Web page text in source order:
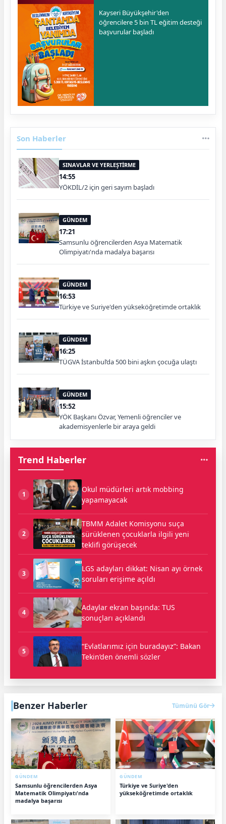
Kayseri Büyükşehir'den
öğrencilere 5 bin TL eğitim desteği
başvurular başladı
Son Haberler
SINAVLAR VE YERLEŞTİRME
14:55
YÖKDİL/2 için geri sayım başladı
GÜNDEM
17:21
Samsunlu öğrencilerden Asya Matematik
Olimpiyatı'nda madalya başarısı
GÜNDEM
16:53
Türkiye ve Suriye'den yükseköğretimde ortaklık
GÜNDEM
16:25
TÜGVA İstanbul’da 500 bini aşkın çocuğa ulaştı
GÜNDEM
15:52
YÖK Başkanı Özvar, Yemenli öğrenciler ve
akademisyenlerle bir araya geldi
Trend Haberler
1
Okul müdürleri artık mobbing
yapamayacak
2
TBMM Adalet Komisyonu suça
sürüklenen çocuklarla ilgili yeni
teklifi görüşecek
3
LGS adayları dikkat: Nisan ayı örnek
soruları erişime açıldı
4
Adaylar ekran başında: TUS
sonuçları açıklandı
5
“Evlatlarımız için buradayız”: Bakan
Tekin’den önemli sözler
Benzer Haberler Tümünü Gör
GÜNDEM
Samsunlu öğrencilerden Asya
Matematik Olimpiyatı'nda
madalya başarısı
GÜNDEM
Türkiye ve Suriye'den
yükseköğretimde ortaklık